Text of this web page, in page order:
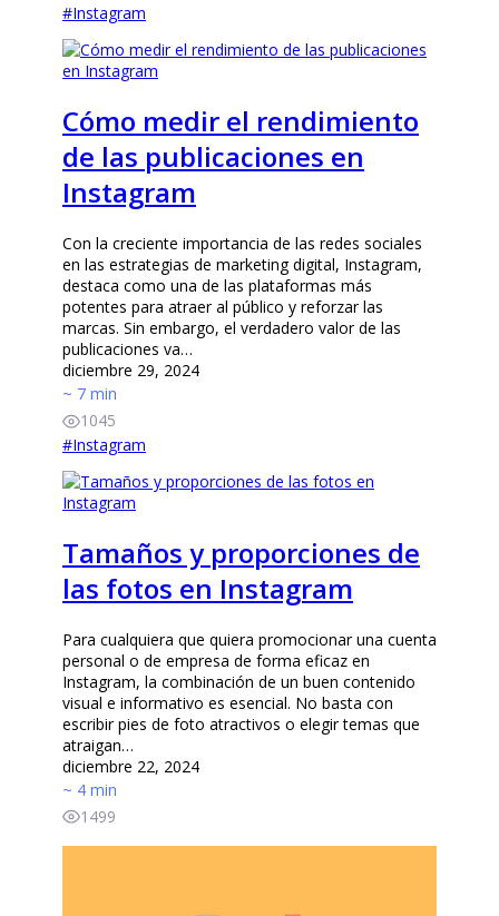
#Instagram
Cómo medir el rendimiento
de las publicaciones en
Instagram
Con la creciente importancia de las redes sociales
en las estrategias de marketing digital, Instagram,
destaca como una de las plataformas más
potentes para atraer al público y reforzar las
marcas. Sin embargo, el verdadero valor de las
publicaciones va…
diciembre 29, 2024
~ 7 min
1045
#Instagram
Tamaños y proporciones de
las fotos en Instagram
Para cualquiera que quiera promocionar una cuenta
personal o de empresa de forma eficaz en
Instagram, la combinación de un buen contenido
visual e informativo es esencial. No basta con
escribir pies de foto atractivos o elegir temas que
atraigan…
diciembre 22, 2024
~ 4 min
1499